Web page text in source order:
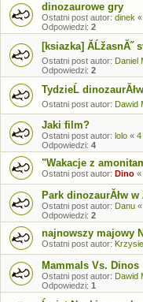
dinozaurowe gry
Ostatni post autor: dinek «
Odpowiedzi: 2
[ksiazka] ĂĹžasnĂ˝
Ostatni post autor: Daniel
Odpowiedzi: 2
TydzieĹ
Ostatni post autor: Dawid
Jaki film?
Ostatni post autor: lolo « 4
Odpowiedzi: 4
"Wakacje z
Ostatni post autor: Dino «
Park dinozaurĂłw w
Ostatni post autor: Danu «
Odpowiedzi: 2
najnowszy majowy
Ostatni post autor:
Mammals Vs. Dinos
Ostatni post autor: Dawid
Odpowiedzi: 1